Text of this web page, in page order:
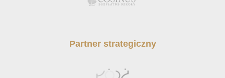
Partner strategiczny